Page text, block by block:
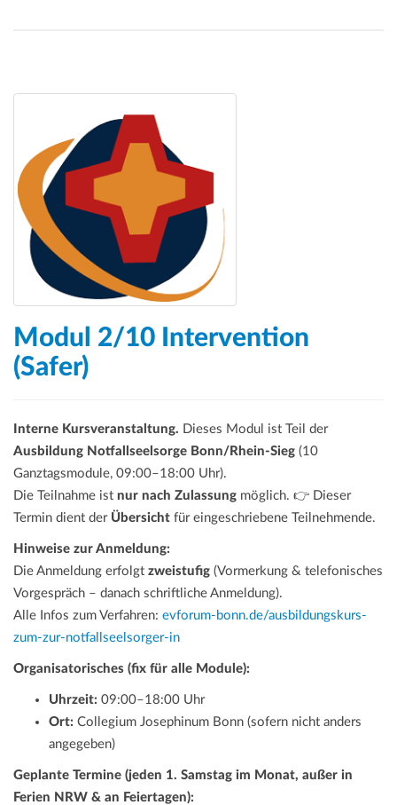
Modul 2/10 Intervention
(Safer)
Interne Kursveranstaltung. Dieses Modul ist Teil der
Ausbildung Notfallseelsorge Bonn/Rhein-Sieg (10
Ganztagsmodule, 09:00–18:00 Uhr).
Die Teilnahme ist nur nach Zulassung möglich. 👉 Dieser
Termin dient der Übersicht für eingeschriebene Teilnehmende.
Hinweise zur Anmeldung:
Die Anmeldung erfolgt zweistufig (Vormerkung & telefonisches
Vorgespräch – danach schriftliche Anmeldung).
Alle Infos zum Verfahren: evforum-bonn.de/ausbildungskurs-
zum-zur-notfallseelsorger-in
Organisatorisches (fix für alle Module):
Uhrzeit: 09:00–18:00 Uhr
Ort: Collegium Josephinum Bonn (sofern nicht anders
angegeben)
Geplante Termine (jeden 1. Samstag im Monat, außer in
Ferien NRW & an Feiertagen):